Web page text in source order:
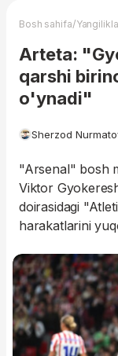
Bosh sahifa/
Arteta:
qarshi
o'ynadi"
Sherzod
"Arsenal" bosh
Viktor
doirasidagi
harakatlarini